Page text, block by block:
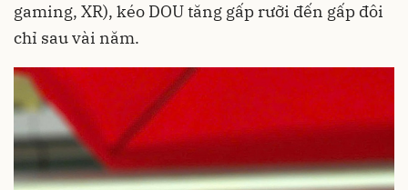
gaming, XR), kéo DOU tăng gấp rưỡi đến gấp đôi
chỉ sau vài năm.